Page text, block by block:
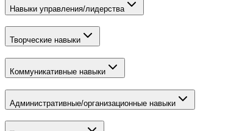
Навыки управления/лидерства
Творческие навыки
Коммуникативные навыки
Административные/организационные навыки